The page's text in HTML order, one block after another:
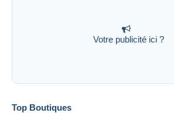
Votre publicité ici ?
Top Boutiques